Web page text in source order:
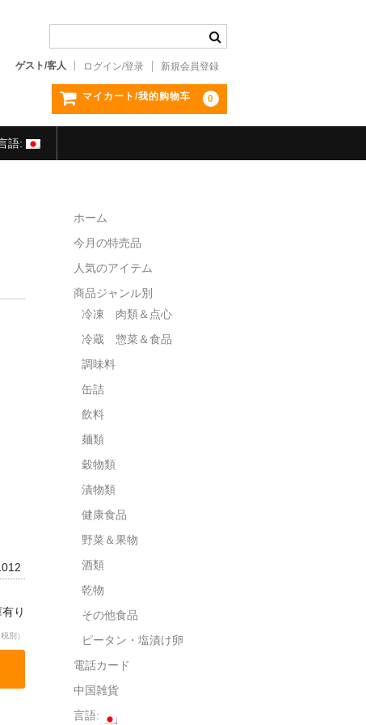
ゲスト/客人 ログイン/登录 新規会員登録
マイカート/我的购物车 0
語:
り
税別）
ホーム
今月の特売品
人気のアイテム
商品ジャンル別
冷凍 肉類＆点心
冷蔵 惣菜＆食品
調味料
缶詰
飲料
麺類
穀物類
漬物類
健康食品
野菜＆果物
酒類
乾物
その他食品
ピータン・塩漬け卵
電話カード
中国雑貨
言語: